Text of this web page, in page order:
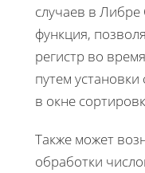
случаев в
функция,
регистр во
путем
в окне
Также может
обработки